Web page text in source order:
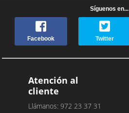
Síguenos en...
Facebook Twitter
Atención al
cliente
Llámanos: 972 23 37 31